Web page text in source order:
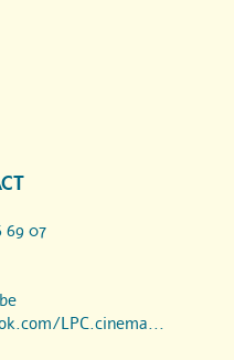
69 07
LPC.cinema...